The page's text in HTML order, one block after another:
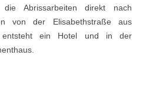
Abrissarbeiten direkt nach
von der Elisabethstraße aus
ein Hotel und in der